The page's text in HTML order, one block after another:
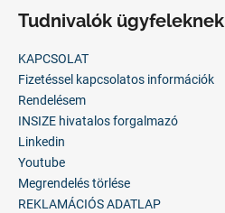
Tudnivalók ügyfeleknek
KAPCSOLAT
Fizetéssel kapcsolatos információk
Rendelésem
INSIZE hivatalos forgalmazó
Linkedin
Youtube
Megrendelés törlése
REKLAMÁCIÓS ADATLAP